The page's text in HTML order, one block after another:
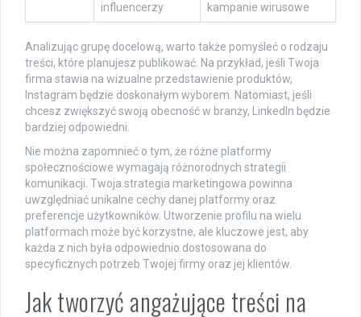
influencerzy
kampanie wirusowe
Analizując grupę docelową, warto także pomyśleć o rodzaju
treści, które planujesz publikować. Na przykład, jeśli Twoja
firma stawia na wizualne przedstawienie produktów,
Instagram będzie doskonałym wyborem. Natomiast, jeśli
chcesz zwiększyć swoją obecność w branży, LinkedIn będzie
bardziej odpowiedni.
Nie można zapomnieć o tym, że różne platformy
społecznościowe wymagają różnorodnych strategii
komunikacji. Twoja strategia marketingowa powinna
uwzględniać unikalne cechy danej platformy oraz
preferencje użytkowników. Utworzenie profilu na wielu
platformach może być korzystne, ale kluczowe jest, aby
każda z nich była odpowiednio dostosowana do
specyficznych potrzeb Twojej firmy oraz jej klientów.
Jak tworzyć angażujące treści na